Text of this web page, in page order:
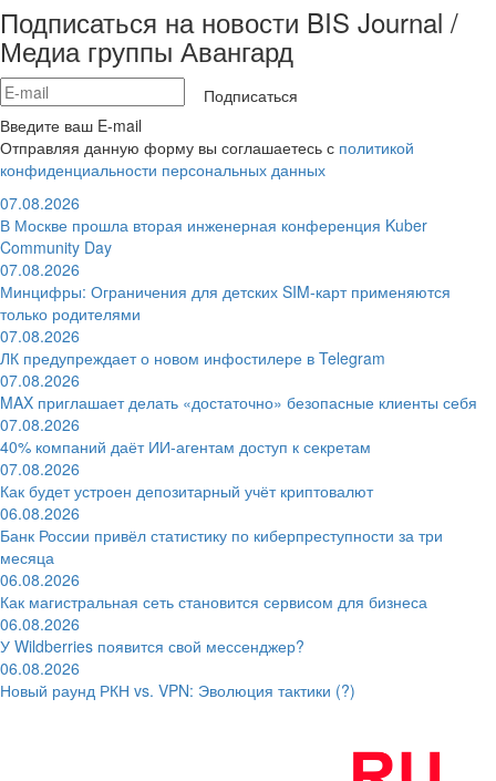
Подписаться на новости BIS Journal /
Медиа группы Авангард
Подписаться
Введите ваш E-mail
Отправляя данную форму вы соглашаетесь с политикой
конфиденциальности персональных данных
07.08.2026
В Москве прошла вторая инженерная конференция Kuber
Community Day
07.08.2026
Минцифры: Ограничения для детских SIM-карт применяются
только родителями
07.08.2026
ЛК предупреждает о новом инфостилере в Telegram
07.08.2026
MAX приглашает делать «достаточно» безопасные клиенты себя
07.08.2026
40% компаний даёт ИИ‑агентам доступ к секретам
07.08.2026
Как будет устроен депозитарный учёт криптовалют
06.08.2026
Банк России привёл статистику по киберпреступности за три
месяца
06.08.2026
Как магистральная сеть становится сервисом для бизнеса
06.08.2026
У Wildberries появится свой мессенджер?
06.08.2026
Новый раунд РКН vs. VPN: Эволюция тактики (?)